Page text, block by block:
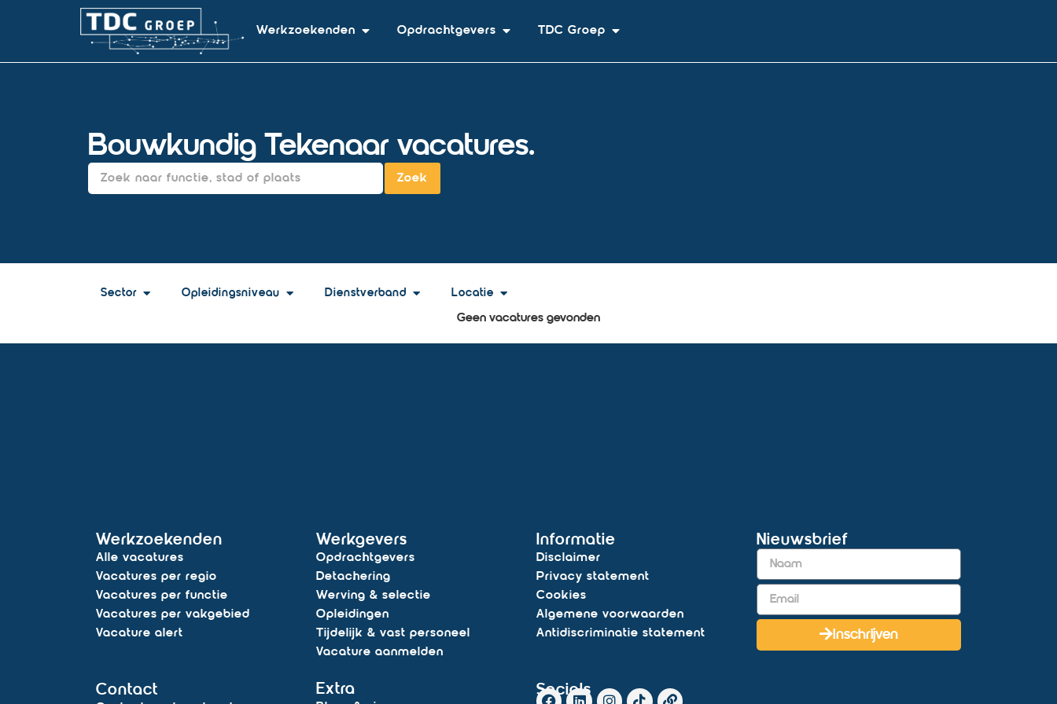
Werkzoekenden Opdrachtgevers TDC Groep
Bouwkundig Tekenaar vacatures.
Zoek
Sector Opleidingsniveau Dienstverband Locatie
Geen vacatures gevonden
Werkzoekenden
Alle vacatures
Vacatures per regio
Vacatures per functie
Vacatures per vakgebied
Vacature alert
Contact
Werkgevers
Opdrachtgevers
Detachering
Werving & selectie
Opleidingen
Tijdelijk & vast personeel
Vacature aanmelden
Extra
Informatie
Disclaimer
Privacy statement
Cookies
Algemene voorwaarden
Antidiscriminatie statement
Socials
Nieuwsbrief
Inschrijven